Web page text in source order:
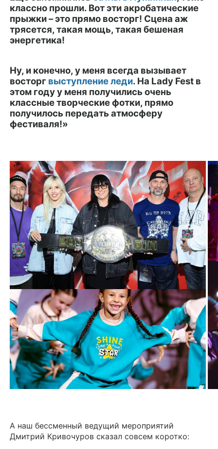
классно прошли. Вот эти акробатические
прыжки – это прямо восторг! Сцена аж
трясется, такая мощь, такая бешеная
энергетика!
Ну, и конечно, у меня всегда вызывает
восторг выступление леди. На Lady Fest в
этом году у меня получились очень
классные творческие фотки, прямо
получилось передать атмосферу
фестиваля!»
А наш бессменный ведущий мероприятий
Дмитрий Кривочуров сказал совсем коротко: